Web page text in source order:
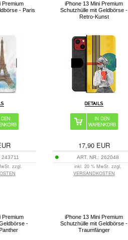
Premium
- Paris
243711
zzgl.
iPhone 13 Mini Premium
Schutzhülle mit Geldbörse -
Retro-Kunst
17,90EUR
ART. NR.: 262048
inkl. 20 % MwSt. zzgl.
VERSANDKOSTEN
Premium
-
iPhone 13 Mini Premium
Schutzhülle mit Geldbörse -
Traumfänger